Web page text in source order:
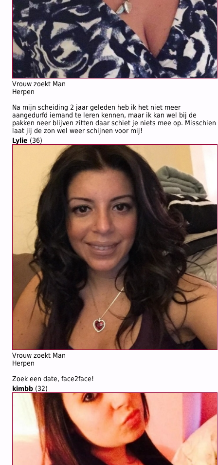
Vrouw zoekt Man
Herpen
Na mijn scheiding 2 jaar geleden heb ik het niet meer
aangedurfd iemand te leren kennen, maar ik kan wel bij de
pakken neer blijven zitten daar schiet je niets mee op. Misschien
laat jij de zon wel weer schijnen voor mij!
Lylie (36)
Vrouw zoekt Man
Herpen
Zoek een date, face2face!
kimbb (32)